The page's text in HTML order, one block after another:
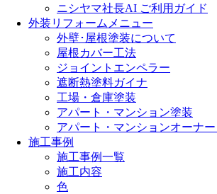
ニシヤマ社長AI ご利用ガイド
外装リフォームメニュー
外壁･屋根塗装について
屋根カバー工法
ジョイントエンペラー
遮断熱塗料ガイナ
工場・倉庫塗装
アパート・マンション塗装
アパート・マンションオーナ
施工事例
施工事例一覧
施工内容
色